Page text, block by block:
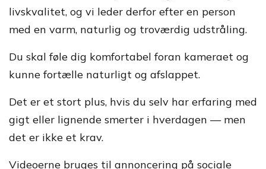
livskvalitet, og vi leder derfor efter en person
med en varm, naturlig og troværdig udstråling.
Du skal føle dig komfortabel foran kameraet og
kunne fortælle naturligt og afslappet.
Det er et stort plus, hvis du selv har erfaring med
gigt eller lignende smerter i hverdagen — men
det er ikke et krav.
Videoerne bruges til annoncering på sociale